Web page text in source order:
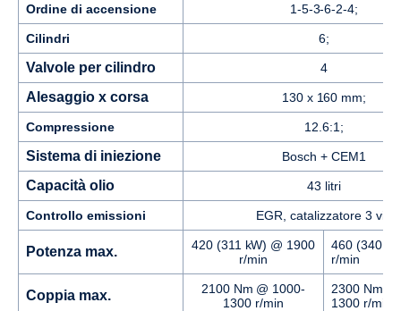
Ordine di accensione 1-5-3-6-2-4;
Cilindri 6;
Valvole per cilindro 4
Alesaggio x corsa 130 x 160 mm;
Compressione 12.6:1;
Sistema di iniezione Bosch + CEM1
Capacità olio 43 litri
Controllo emissioni EGR, catalizzatore 3 vie
Potenza max.
420 (311 kW) @ 1900
r/min
460 (340
r/min
Coppia max.
2100 Nm @ 1000-
1300 r/min
2300 Nm
1300 r/min